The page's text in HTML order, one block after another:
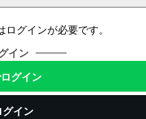
グインが必要です。
イン
グイン
イン